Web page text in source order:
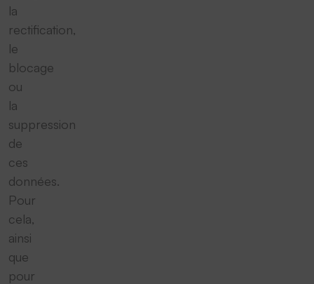
la
rectification,
le
blocage
ou
la
suppression
de
ces
données.
Pour
cela,
ainsi
que
pour